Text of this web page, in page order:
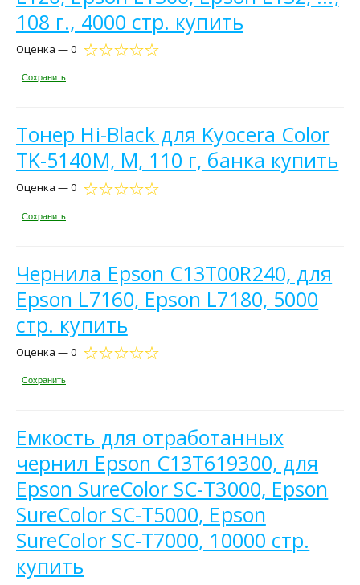
108 г., 4000 стр. купить
Оценка — 0
Сохранить
Тонер Hi-Black для Kyocera Color
TK-5140M, M, 110 г, банка купить
Оценка — 0
Сохранить
Чернила Epson C13T00R240, для
Epson L7160, Epson L7180, 5000
стр. купить
Оценка — 0
Сохранить
Емкость для отработанных
чернил Epson C13T619300, для
Epson SureColor SC-T3000, Epson
SureColor SC-T5000, Epson
SureColor SC-T7000, 10000 стр.
купить